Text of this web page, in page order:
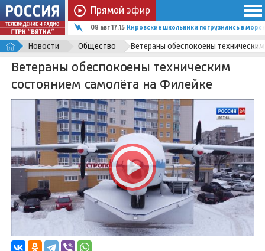
Прямой эфир
08 авг 17:15 Кировские школьники погрузились в
Новости Общество Ветераны обеспокоены
Ветераны обеспокоены техническим
состоянием самолёта на Филейке